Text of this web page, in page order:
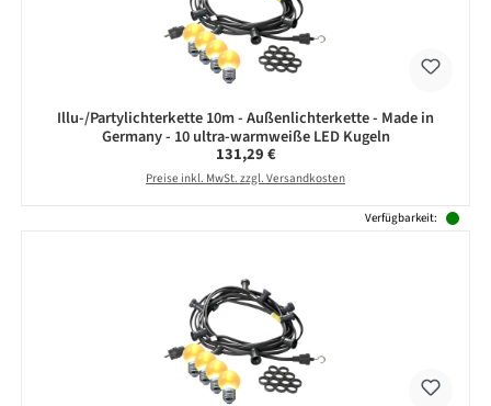
Illu-/Partylichterkette 10m - Außenlichterkette - Made in
Germany - 10 ultra-warmweiße LED Kugeln
Regulärer Preis:
131,29 €
Preise inkl. MwSt. zzgl. Versandkosten
Verfügbarkeit: